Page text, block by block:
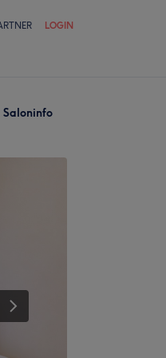
LOGIN
Saloninfo